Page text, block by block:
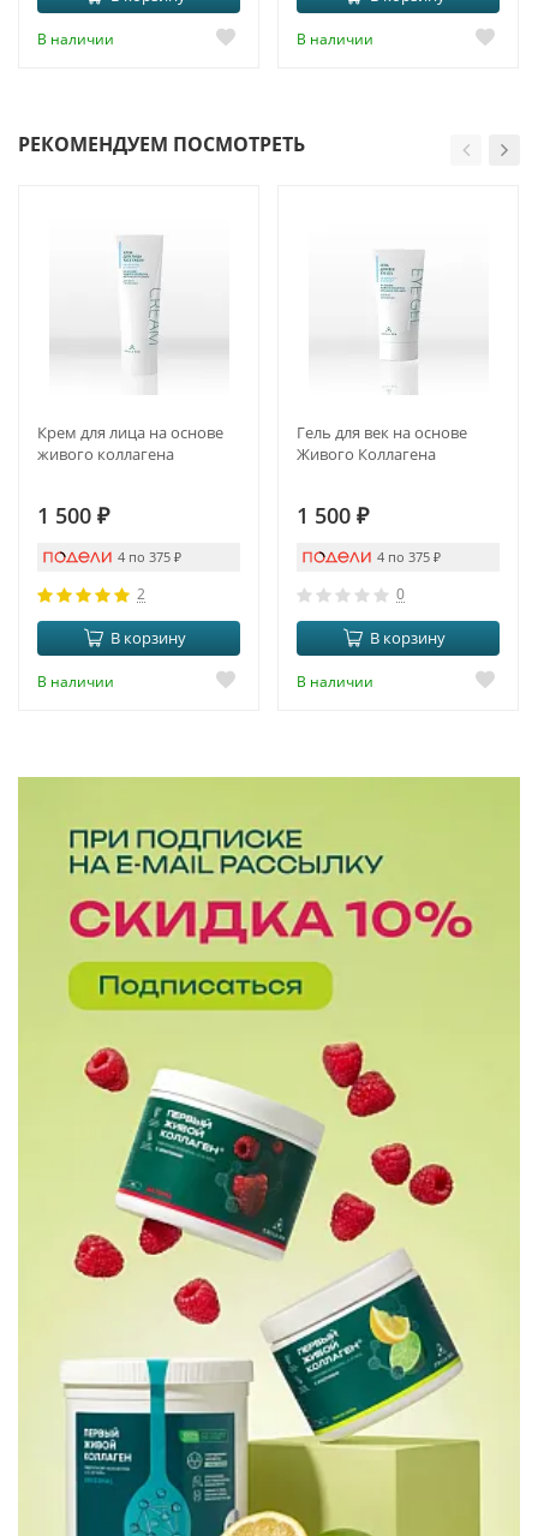
В наличии В наличии
РЕКОМЕНДУЕМ ПОСМОТРЕТЬ
Крем для лица на основе
живого коллагена
1 500 ₽
4 по 375 ₽
2
В корзину
В наличии
Гель для век на основе
Живого Коллагена
1 500 ₽
4 по 375 ₽
0
В корзину
В наличии